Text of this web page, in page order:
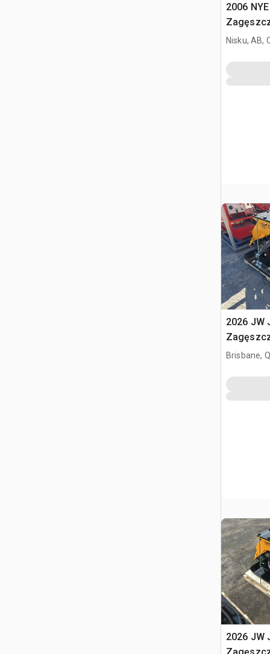
2006
Excavator
Nisku, AB,
2026 JW
20 - 30
Brisbane,
2026 JW